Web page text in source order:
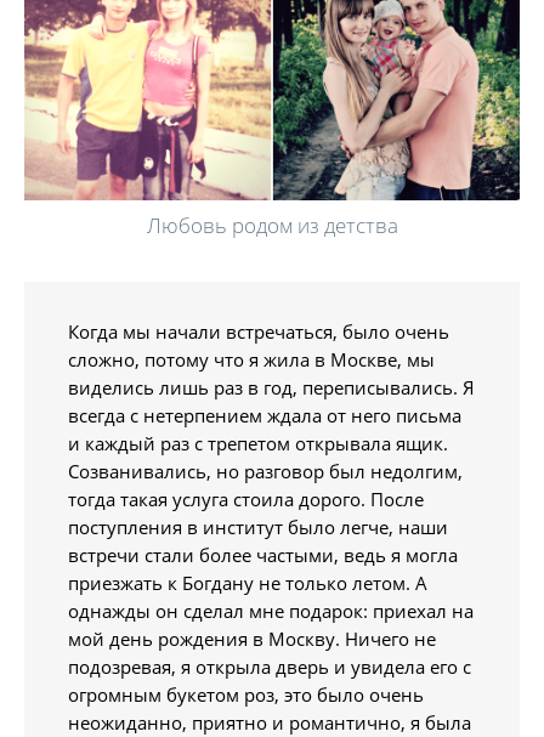
Любовь родом из детства
Когда мы начали встречаться, было очень
сложно, потому что я жила в Москве, мы
виделись лишь раз в год, переписывались. Я
всегда с нетерпением ждала от него письма
и каждый раз с трепетом открывала ящик.
Созванивались, но разговор был недолгим,
тогда такая услуга стоила дорого. После
поступления в институт было легче, наши
встречи стали более частыми, ведь я могла
приезжать к Богдану не только летом. А
однажды он сделал мне подарок: приехал на
мой день рождения в Москву. Ничего не
подозревая, я открыла дверь и увидела его с
огромным букетом роз, это было очень
неожиданно, приятно и романтично, я была